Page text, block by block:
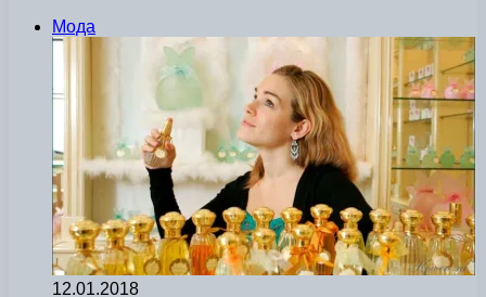
Мода
12.01.2018